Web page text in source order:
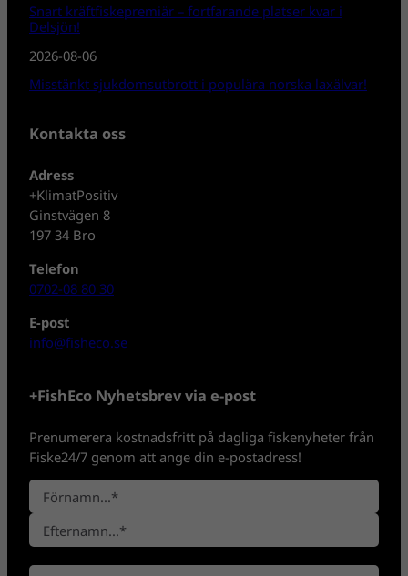
Snart kräftfiskepremiär – fortfarande platser kvar i
Delsjön!
2026-08-06
Misstänkt sjukdomsutbrott i populära norska laxälvar!
Kontakta oss
Adress
+KlimatPositiv
Ginstvägen 8
197 34 Bro
Telefon
0702-08 80 30
E-post
info@fisheco.se
+FishEco Nyhetsbrev via e-post
Prenumerera kostnadsfritt på dagliga fiskenyheter från
Fiske24/7 genom att ange din e-postadress!
N
a
n
*
F
ö
r